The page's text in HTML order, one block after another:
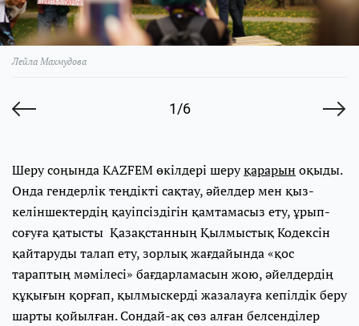
1/6
Лейла Махмудова
Шеру соңында KAZFEM өкілдері шеруқарарын оқыды.
Онда гендерлік теңдікті сақтау, әйелдер мен қыз-
келіншектердің қауіпсіздігін қамтамасыз ету, ұрып-
соғуға қатысты Қазақстанның Қылмыстық Кодексін
қайтаруды талап ету, зорлық жағдайында «қос
тараптың мәмілесі» бағдарламасын жою, әйелдердің
құқығын қорғап, қылмыскерді жазалауға кепілдік беру
шарты қойылған. Сондай-ақ сөз алған белсенділер